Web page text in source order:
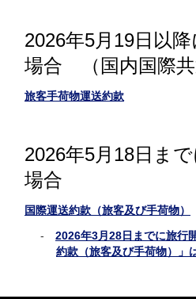
2026年5月19日以
場合 （国内国際共
旅客手荷物運送約款
2026年5月18日ま
場合
国際運送約款（旅客及び手荷物）
2026年3月28日までに旅行
約款（旅客及び手荷物）」